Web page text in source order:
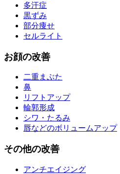
多汗症
黒ずみ
部分痩せ
セルライト
お顔の改善
二重まぶた
鼻
リフトアップ
輪郭形成
シワ・たるみ
唇などのボリュームアップ
その他の改善
アンチエイジング